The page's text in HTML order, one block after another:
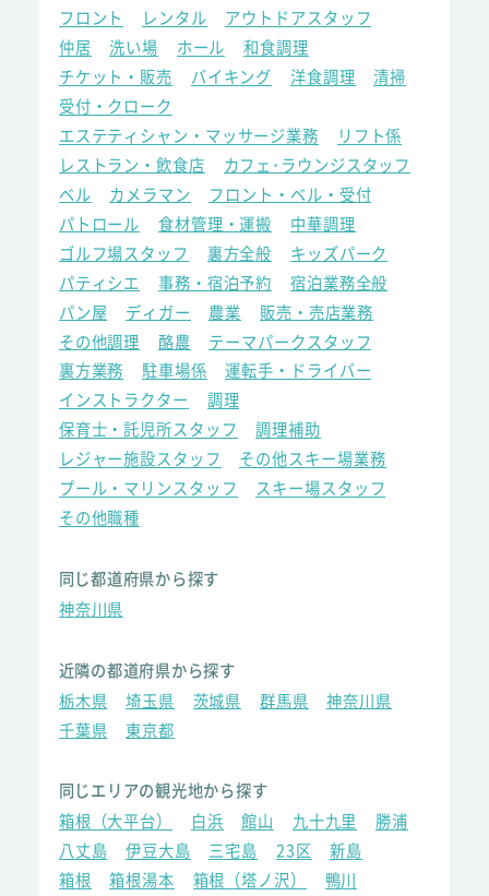
フロント
レンタル
アウトドアスタッフ
仲居
洗い場 ホール
和食調理
チケット・販売
バイキング 洋食調理
清掃
受付・クローク
エステティシャン・マッサージ業務
リフト係
レストラン・飲食店
カフェ･ラウンジスタッフ
ベル
カメラマン
フロント・ベル・受付
パトロール
食材管理・運搬
中華調理
ゴルフ場スタッフ
裏方全般
キッズパーク
パティシエ
事務・宿泊予約
宿泊業務全般
パン屋
ディガー 農業
販売・売店業務
その他調理
酪農
テーマパークスタッフ
裏方業務
駐車場係
運転手・ドライバー
インストラクター
調理
保育士・託児所スタッフ
調理補助
レジャー施設スタッフ
その他スキー場業務
プール・マリンスタッフ
スキー場スタッフ
その他職種
同じ都道府県から探す
神奈川県
近隣の都道府県から探す
栃木県
埼玉県 茨城県 群馬県
神奈川県
千葉県
東京都
同じエリアの観光地から探す
箱根（大平台）
白浜 館山 九十九里
勝浦
八丈島
伊豆大島 三宅島 23区
新島
箱根
箱根湯本 箱根（塔ノ沢）
鴨川